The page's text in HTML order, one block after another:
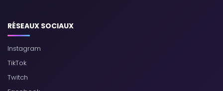
RÉSEAUX SOCIAUX
Instagram
TikTok
Twitch